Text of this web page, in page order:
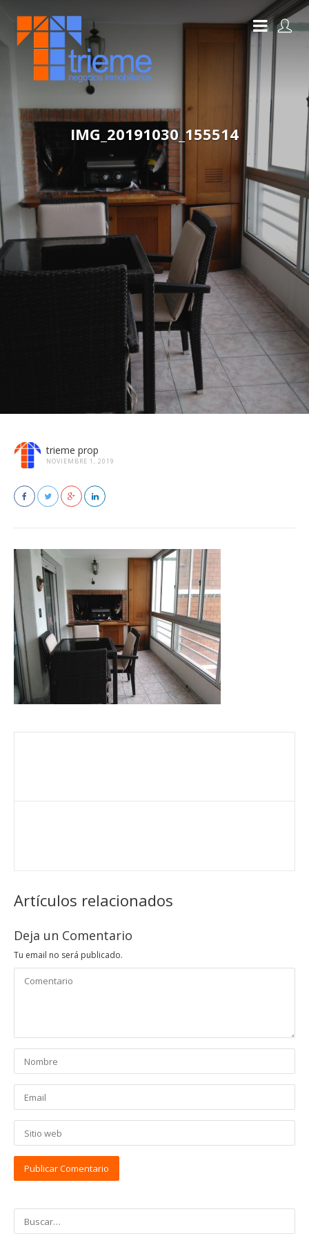
IMG_20191030_155514
trieme prop
NOVIEMBRE 1, 2019
Artículos relacionados
Deja un Comentario
Tu email no será publicado.